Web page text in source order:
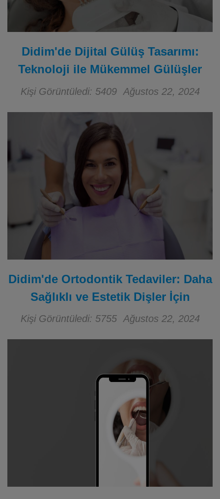
Didim'de Dijital Gülüş Tasarımı:
Teknoloji ile Mükemmel Gülüşler
Kişi Görüntüledi: 5409 Ağustos 22, 2024
Didim'de Ortodontik Tedaviler: Daha
Sağlıklı ve Estetik Dişler İçin
Kişi Görüntüledi: 5755 Ağustos 22, 2024